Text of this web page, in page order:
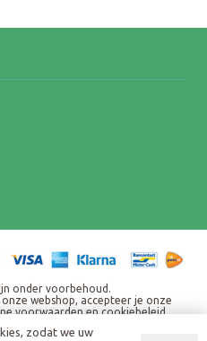
onder voorbehoud.
webshop, accepteer je onze
voorwaarden en cookiebeleid.
€ 7,95, bij een bestelling vanaf €
zodat we uw